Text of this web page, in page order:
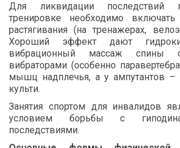
Для ликвидации последствий
тренировке необходимо
растягивания (на тренажерах,
Хороший эффект дают
вибрационный массаж спины
вибраторами (особенно
мышц надплечья, а у ампутантов
культи.
Занятия спортом для инвалидов
условием борьбы с
последствиями.